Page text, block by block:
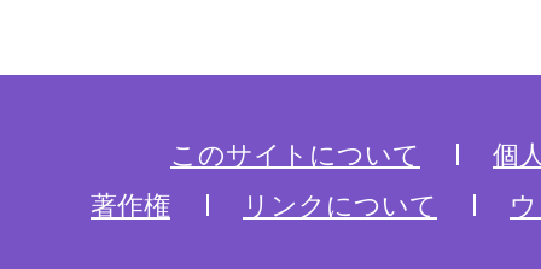
このサイトについて
個
著作権
リンクについて